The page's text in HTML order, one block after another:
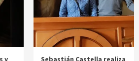
y
Sebastián Castella realiza